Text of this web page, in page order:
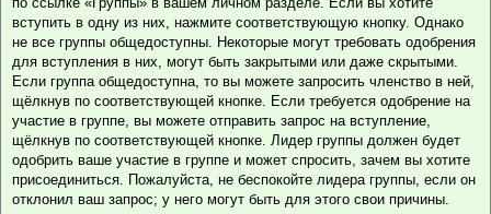
вступить в одну из них, нажмите соответствующую кнопку. Однако
не все группы общедоступны. Некоторые могут требовать одобрения
для вступления в них, могут быть закрытыми или даже скрытыми.
Если группа общедоступна, то вы можете запросить членство в ней,
щёлкнув по соответствующей кнопке. Если требуется одобрение на
участие в группе, вы можете отправить запрос на вступление,
щёлкнув по соответствующей кнопке. Лидер группы должен будет
одобрить ваше участие в группе и может спросить, зачем вы хотите
присоединиться. Пожалуйста, не беспокойте лидера группы, если он
отклонил ваш запрос; у него могут быть для этого свои причины.